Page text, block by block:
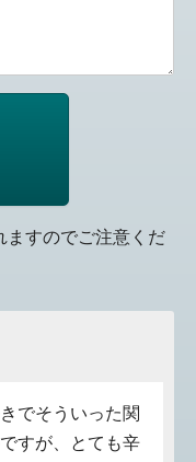
ますのでご注意くだ
でそういった関
すが、とても辛